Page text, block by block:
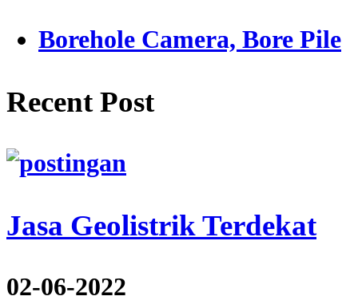
Borehole Camera, Bore Pile
Recent Post
Jasa Geolistrik Terdekat
02-06-2022